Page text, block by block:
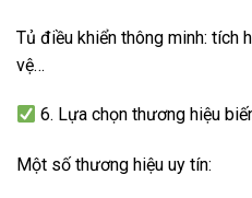
Tủ điều khiển thông minh: tích
vệ…
6. Lựa chọn thương hiệu
Một số thương hiệu uy tín: